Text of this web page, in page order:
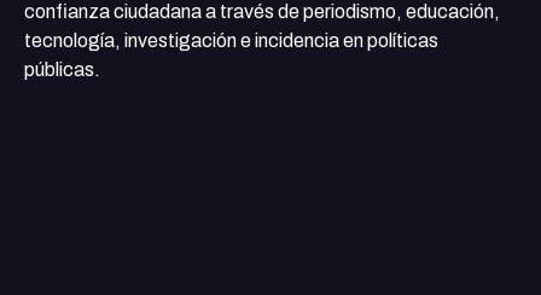
confianza ciudadana a través de periodismo, educación,
tecnología, investigación e incidencia en políticas
públicas.